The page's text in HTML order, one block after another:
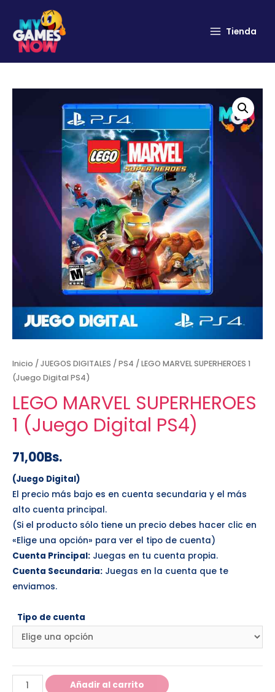
Tienda
Inicio /JUEGOS DIGITALES /PS4 / LEGO MARVEL SUPERHEROES 1
(Juego Digital PS4)
LEGO MARVEL SUPERHEROES
1 (Juego Digital PS4)
71,00Bs.
(Juego Digital)
El precio más bajo es en cuenta secundaria y el más
alto cuenta principal.
(Si el producto sólo tiene un precio debes hacer clic en
«Elige una opción» para ver el tipo de cuenta)
Cuenta Principal: Juegas en tu cuenta propia.
Cuenta Secundaria: Juegas en la cuenta que te
enviamos.
Tipo de cuenta
Añadir al carrito